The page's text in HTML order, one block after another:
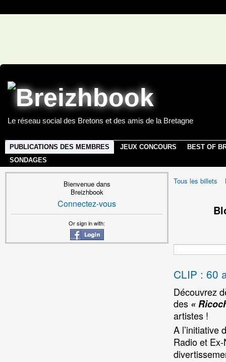
Le réseau social des Bretons et des amis de la Bretagne
PUBLICATIONS DES MEMBRES JEUX CONCOURS
BEST OF
SONDAGES
Bienvenue dans
Breizhbook
Connectez-vous
Or sign in with:
Tous les billets
CLIP : 60
Découvrez
des «
artistes !
A l’initiative
Radio et